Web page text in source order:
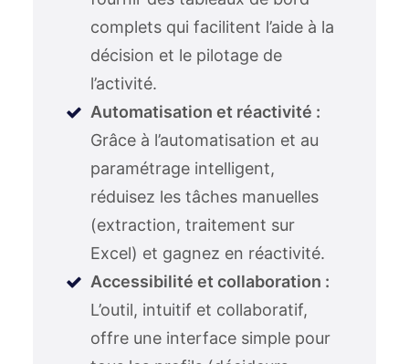
complets qui facilitent l’aide à la
décision et le pilotage de
l’activité.
Automatisation et réactivité :
Grâce à l’automatisation et au
paramétrage intelligent,
réduisez les tâches manuelles
(extraction, traitement sur
Excel) et gagnez en réactivité.
Accessibilité et collaboration :
L’outil, intuitif et collaboratif,
offre une interface simple pour